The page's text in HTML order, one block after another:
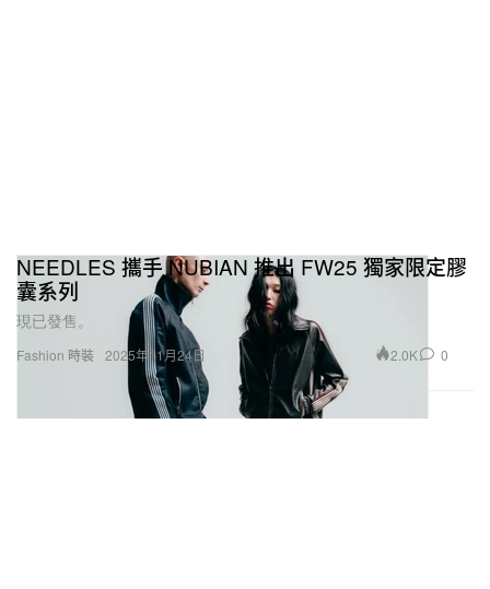
Fashion 時裝
NEEDLES 攜手 NUBIAN 推出 FW25 獨家限定膠
囊系列
現已發售。
2025年11月24日 2.0K 0